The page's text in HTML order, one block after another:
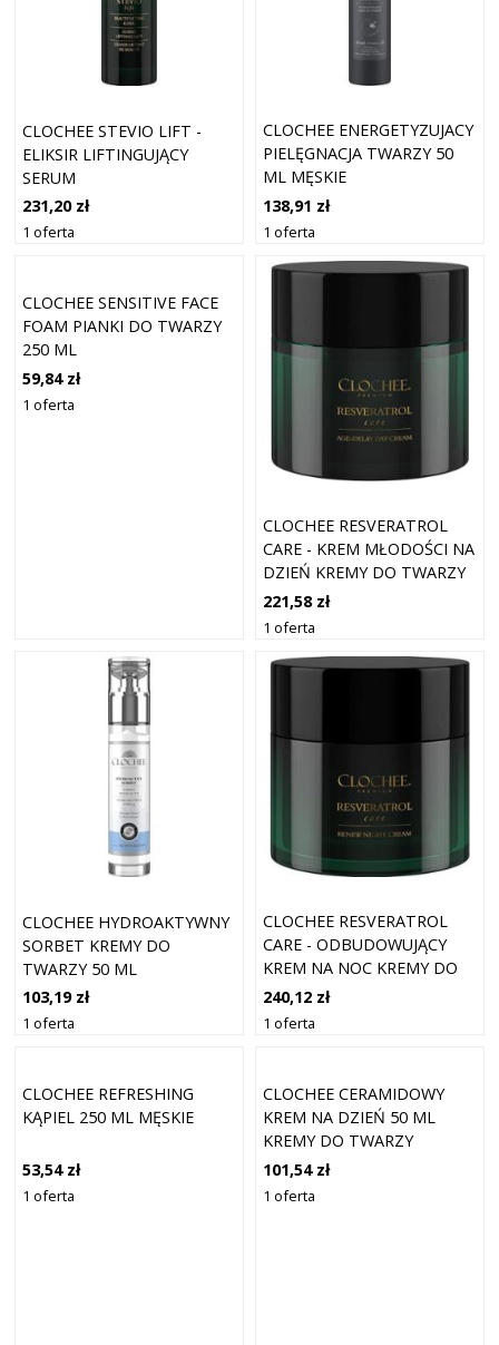
CLOCHEE STEVIO LIFT -
ELIKSIR LIFTINGUJĄCY
SERUM
PRZECIWZMARSZCZKOWE
30 ML
231,20 zł
1 oferta
CLOCHEE ENERGETYZUJACY
PIELĘGNACJA TWARZY 50
ML MĘSKIE
138,91 zł
1 oferta
CLOCHEE SENSITIVE FACE
FOAM PIANKI DO TWARZY
250 ML
59,84 zł
1 oferta
CLOCHEE RESVERATROL
CARE - KREM MŁODOŚCI NA
DZIEŃ KREMY DO TWARZY
50 ML
221,58 zł
1 oferta
CLOCHEE HYDROAKTYWNY
SORBET KREMY DO
TWARZY 50 ML
103,19 zł
1 oferta
CLOCHEE RESVERATROL
CARE - ODBUDOWUJĄCY
KREM NA NOC KREMY DO
TWARZY 50 ML
240,12 zł
1 oferta
CLOCHEE REFRESHING
KĄPIEL 250 ML MĘSKIE
53,54 zł
1 oferta
CLOCHEE CERAMIDOWY
KREM NA DZIEŃ 50 ML
KREMY DO TWARZY
101,54 zł
1 oferta